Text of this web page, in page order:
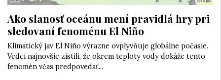
Ako slanosť oceánu mení pravidlá hry pri
sledovaní fenoménu El Niño
Klimatický jav El Niño výrazne ovplyvňuje globálne počasie.
Vedci najnovšie zistili, že okrem teploty vody dokáže tento
fenomén včas predpovedať...